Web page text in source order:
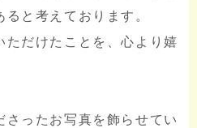
と考えております。
ただけたことを、心より嬉
さったお写真を飾らせてい